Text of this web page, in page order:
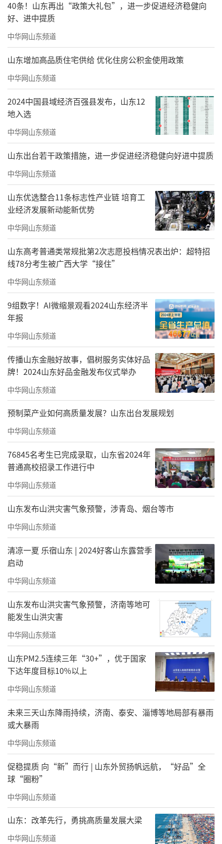
蔡超，1944年生，上海嘉定人，一级美术
师，现为中国国家画院院务委员兼研究员、中
国艺术研究院中国画院研究员、南昌大学书画
艺术研究院院长、南昌工程学院人文艺术学院
名誉院长、江西省美术家协会名誉主席、江西
书画院院长、中国画学会常务理事、江西省中
国画学会会长。曾任中国美术家协会理事、中
国美术家协会中国画艺术委员会委员、中国美
术家协会江西创作中心主任等，在省内外多所
画院任名誉院长，担任第八、九、十届全国美
展评委及每年全国多项美展评委。获国家有突
出贡献优秀中青年专家称号，国务院颁发政府
特殊津贴专家，全国“五一劳动奖章”获得
者，全国文化系统先进工作者，1997年中国画
坛百杰，全国文艺界德艺双簪优秀会员等多项
全国性荣誉，被南昌大学、江西师范大学美术
学院、南昌航空大学、景德镇陶瓷大学、南昌
工程学院艺术学院等多所院校聘为客座教授、
硕士生导师。
擅长中国画人物画，兼攻山水花鸟，其作
品多次获得全国性展览金、银、铜奖及国际
奖，被授予首届徐悲鸿美术成就奖，首届黄宾
虹美术成就奖。为中国美术家协会、中央电视
台录播“中国当代国画四十家”之一，被中国
美术出版界提名列入当代最具影响力百名画
家，其作品先后搭乘神舟六号、七号飞船进入
太空。被国家科学技术奖励大会授予“优秀人
民艺术家”称号，作品多次被国家有关部门选
送欧、美、亚、非诸国及我国港、澳、台地区
展出，曾率中国美术家代表团访问印度、埃及
并多次访问欧、美、亚诸国及我国港、澳、台
地区，出版十多种画集，合集三十余种，其艺
术成就被收入国内外数十种名人词典。
责任编辑：张悦颜
40条！山东再出“政策大礼包”，进一步促进经济稳健向
好、进中提质
中华网山东频道
山东增加高品质住宅供给 优化住房公积金使用政策
中华网山东频道
2024中国县域经济百强县发布，山东12
地入选
中华网山东频道
山东出台若干政策措施，进一步促进经济稳健向好进中提质
中华网山东频道
山东优选整合11条标志性产业链 培育工
业经济发展新动能新优势
中华网山东频道
山东高考普通类常规批第2次志愿投档情况表出炉：超特招
线78分考生被广西大学“接住”
中华网山东频道
9组数字！AI微缩景观看2024山东经济半
年报
中华网山东频道
传播山东金融好故事，倡树服务实体好品
牌！2024山东好品金融发布仪式举办
中华网山东频道
预制菜产业如何高质量发展？山东出台发展规划
中华网山东频道
76845名考生已完成录取，山东省2024年
普通高校招录工作进行中
中华网山东频道
山东发布山洪灾害气象预警，涉青岛、烟台等市
中华网山东频道
清凉一夏 乐宿山东 | 2024好客山东露营季
启动
中华网山东频道
山东发布山洪灾害气象预警，济南等地可
能发生山洪灾害
中华网山东频道
山东PM2.5连续三年“30+”，优于国家
下达年度目标10%以上
中华网山东频道
未来三天山东降雨持续，济南、泰安、淄博等地局部有暴雨
或大暴雨
中华网山东频道
促稳提质 向“新”而行 | 山东外贸扬帆远航，“好品”全
球“圈粉”
中华网山东频道
山东：改革先行，勇挑高质量发展大梁
中华网山东频道